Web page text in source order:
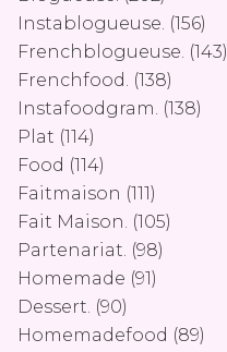
Instablogueuse. (156)
Frenchblogueuse. (143)
Frenchfood. (138)
Instafoodgram. (138)
Plat (114)
Food (114)
Faitmaison (111)
Fait Maison. (105)
Partenariat. (98)
Homemade (91)
Dessert. (90)
Homemadefood (89)